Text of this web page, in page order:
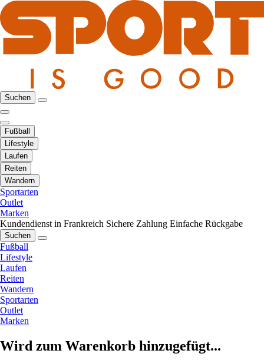
Suchen
Fußball
Lifestyle
Laufen
Reiten
Wandern
Sportarten
Outlet
Marken
Kundendienst in Frankreich Sichere Zahlung Einfache Rückgabe
Suchen
Fußball
Lifestyle
Laufen
Reiten
Wandern
Sportarten
Outlet
Marken
Wird zum Warenkorb hinzugefügt...